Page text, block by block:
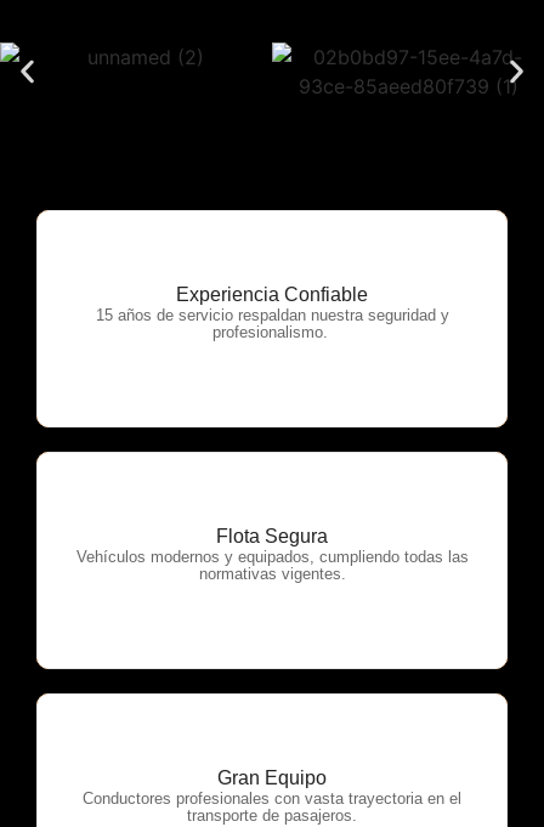
Experiencia Confiable
15 años de servicio respaldan nuestra seguridad y
profesionalismo.
OTP Servicios
Flota Segura
Vehículos modernos y equipados, cumpliendo todas las
normativas vigentes.
OTP Servicios
Gran Equipo
Conductores profesionales con vasta trayectoria en el
transporte de pasajeros.
OTP Servicios